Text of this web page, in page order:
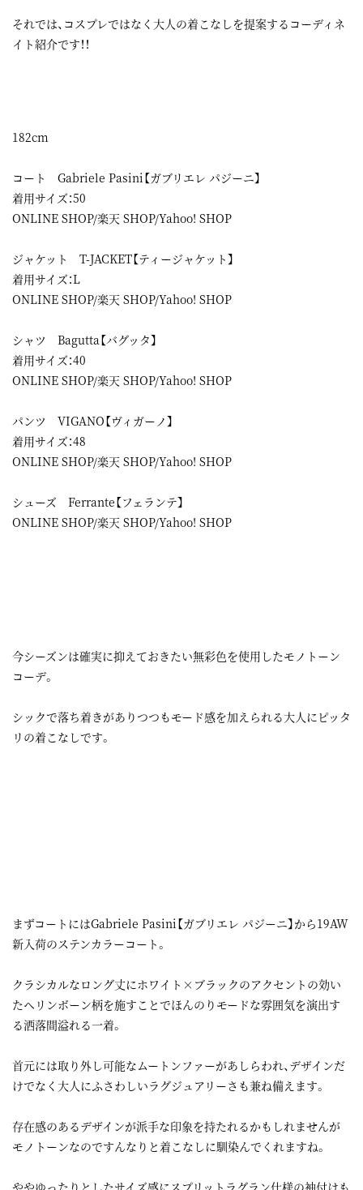
それでは、コスプレではなく大人の着こなしを提案するコーディネ
イト紹介です！！
182cm
コート Gabriele Pasini【ガブリエレ パジーニ】
着用サイズ：50
ONLINE SHOP/楽天 SHOP/Yahoo! SHOP
ジャケット T-JACKET【ティージャケット】
着用サイズ：L
ONLINE SHOP/楽天 SHOP/Yahoo! SHOP
シャツ Bagutta【バグッタ】
着用サイズ：40
ONLINE SHOP/楽天 SHOP/Yahoo! SHOP
パンツ VIGANO【ヴィガーノ】
着用サイズ：48
ONLINE SHOP/楽天 SHOP/Yahoo! SHOP
シューズ Ferrante【フェランテ】
ONLINE SHOP/楽天 SHOP/Yahoo! SHOP
今シーズンは確実に抑えておきたい無彩色を使用したモノトーン
コーデ。
シックで落ち着きがありつつもモード感を加えられる大人にピッタ
リの着こなしです。
まずコートにはGabriele Pasini【ガブリエレ パジーニ】から19AW
新入荷のステンカラーコート。
クラシカルなロング丈にホワイト×ブラックのアクセントの効い
たヘリンボーン柄を施すことでほんのりモードな雰囲気を演出す
る洒落間溢れる一着。
首元には取り外し可能なムートンファーがあしらわれ、デザインだ
けでなく大人にふさわしいラグジュアリーさも兼ね備えます。
存在感のあるデザインが派手な印象を持たれるかもしれませんが
モノトーンなのですんなりと着こなしに馴染んでくれますね。
ややゆったりとしたサイズ感にスプリットラグラン仕様の袖付けも